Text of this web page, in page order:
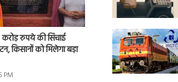
करोड़ रुपये की सिंचाई
किसानों को मिलेगा बड़ा
PM